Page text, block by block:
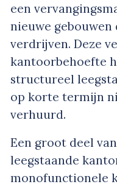
een
nieuwe
verdrijven. Deze
kantoorbehoefte
structureel
op korte termijn
verhuurd.
Een groot deel
leegstaande
monofunctionele